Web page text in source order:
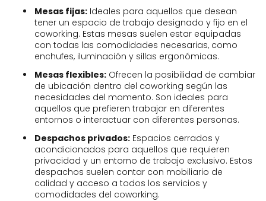
Mesas fijas: Ideales para aquellos que desean
tener un espacio de trabajo designado y fijo en el
coworking. Estas mesas suelen estar equipadas
con todas las comodidades necesarias, como
enchufes, iluminación y sillas ergonómicas.
Mesas flexibles: Ofrecen la posibilidad de cambiar
de ubicación dentro del coworking según las
necesidades del momento. Son ideales para
aquellos que prefieren trabajar en diferentes
entornos o interactuar con diferentes personas.
Despachos privados: Espacios cerrados y
acondicionados para aquellos que requieren
privacidad y un entorno de trabajo exclusivo. Estos
despachos suelen contar con mobiliario de
calidad y acceso a todos los servicios y
comodidades del coworking.